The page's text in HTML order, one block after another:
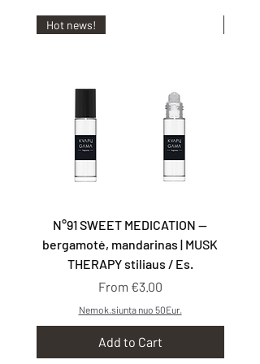
Hot news!
N°91 SWEET MEDICATION —
bergamotė, mandarinas | MUSK
THERAPY stiliaus / Es.
From €3.00
Sale Price
Nemok.siunta nuo 50Eur.
Add to Cart